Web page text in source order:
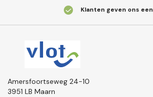
Klanten geven ons een
Amersfoortseweg 24-10
3951 LB Maarn